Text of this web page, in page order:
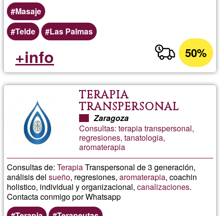
Masaje
Telde
Las Palmas
50%
+info
TERAPIA
TRANSPERSONAL
ZARAGOZA
Zaragoza
Consultas: terapia transpersonal,
regresiones, tanatologia,
aromaterapia
Consultas de:TerapiaTranspersonal de 3 generación,
análisis delsueño, regresiones,aromaterapia, coachin
holistico, individual y organizacional,canalizaciones.
Contacta conmigo por Whatsapp